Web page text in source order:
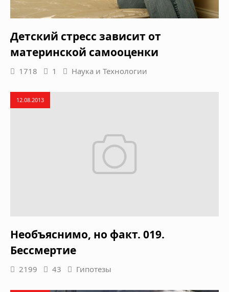
Детский стресс зависит от
материнской самооценки
1718 1 Наука и Технологии
12.08.2013
Необъяснимо, но факт. 019.
Бессмертие
2199 43 Гипотезы